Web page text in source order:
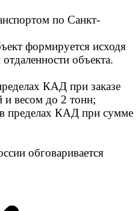
по Санкт-
формируется исходя
объекта.
КАД при заказе
и весом до 2 тонн;
пределах КАД при сумме
обговаривается